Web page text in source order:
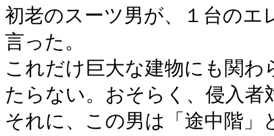
初老のスーツ男が、１台のエ
言った。
これだけ巨大な建物にも関
たらない。おそらく、侵入者
それに、この男は「途中階